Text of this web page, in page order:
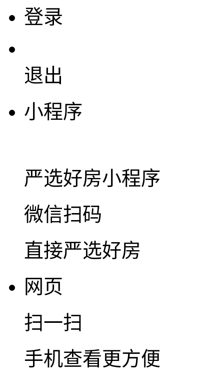
登录
退出
小程序
严选好房小程序
微信扫码
直接严选好房
网页
扫一扫
手机查看更方便